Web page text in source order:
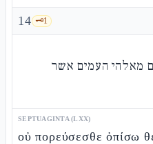
14 🗝️1
מאלהי העמים אשר
SEPTUAGINTA (LXX)
οὐ πορεύσεσθε ὀπίσω